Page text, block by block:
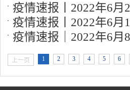
例、本土无症状感染者
疫情速报丨2022年6
例、本土无症状感染者
疫情速报丨2022年6
例、本土无症状感染者
疫情速报｜2022年6
例、本土无症状感染者
上一页 1 2 3 4 5 6